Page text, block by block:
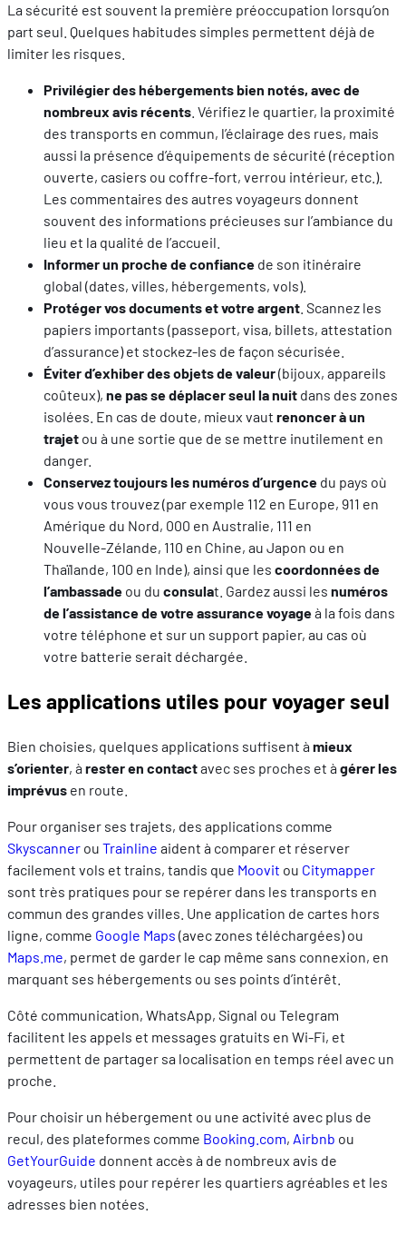
La sécurité est souvent la première préoccupation lorsqu’on
part seul. Quelques habitudes simples permettent déjà de
limiter les risques.
Privilégier des hébergements bien notés, avec de
nombreux avis récents . Vérifiez le quartier, la proximité
des transports en commun, l’éclairage des rues, mais
aussi la présence d’équipements de sécurité (réception
ouverte, casiers ou coffre-fort, verrou intérieur, etc.).
Les commentaires des autres voyageurs donnent
souvent des informations précieuses sur l’ambiance du
lieu et la qualité de l’accueil.
Informer un proche de confiance de son itinéraire
global (dates, villes, hébergements, vols).
Protéger vos documents et votre argent . Scannez les
papiers importants (passeport, visa, billets, attestation
d’assurance) et stockez-les de façon sécurisée.
Éviter d’exhiber des objets de valeur(bijoux, appareils
coûteux), ne pas se déplacer seul la nuit dans des zones
isolées. En cas de doute, mieux vaut renoncer à un
trajet ou à une sortie que de se mettre inutilement en
danger.
Conservez toujours les numéros d’urgence du pays où
vous vous trouvez (par exemple 112 en Europe, 911 en
Amérique du Nord, 000 en Australie, 111 en
Nouvelle‑Zélande, 110 en Chine, au Japon ou en
Thaïlande, 100 en Inde), ainsi que les coordonnées de
l’ambassade ou du consulat. Gardez aussi les numéros
de l’assistance de votre assurance voyageà la fois dans
votre téléphone et sur un support papier, au cas où
votre batterie serait déchargée.
Les applications utiles pour voyager seul
Bien choisies, quelques applications suffisent à mieux
s’orienter, à rester en contactavec ses proches et à gérer les
imprévus en route.
Pour organiser ses trajets, des applications comme
Skyscanner ou Trainline aident à comparer et réserver
facilement vols et trains, tandis que Moovit ou Citymapper
sont très pratiques pour se repérer dans les transports en
commun des grandes villes. Une application de cartes hors
ligne, comme Google Maps (avec zones téléchargées) ou
Maps.me, permet de garder le cap même sans connexion, en
marquant ses hébergements ou ses points d’intérêt.
Côté communication, WhatsApp, Signal ou Telegram
facilitent les appels et messages gratuits en Wi‑Fi, et
permettent de partager sa localisation en temps réel avec un
proche.
Pour choisir un hébergement ou une activité avec plus de
recul, des plateformes comme Booking.com, Airbnb ou
GetYourGuide donnent accès à de nombreux avis de
voyageurs, utiles pour repérer les quartiers agréables et les
adresses bien notées.